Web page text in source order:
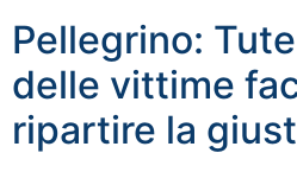
Pellegrino:
delle vittime
ripartire la